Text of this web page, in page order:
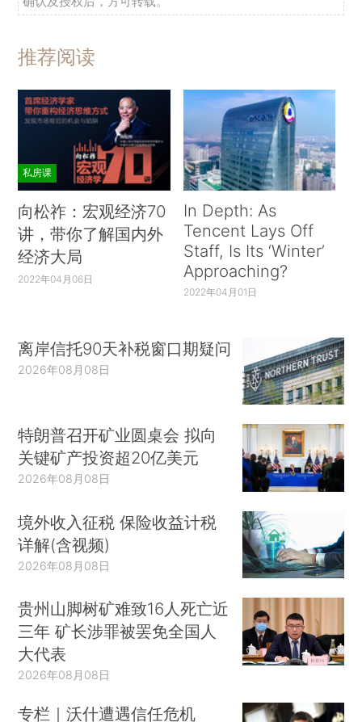
推荐阅读
私房课
向松祚：宏观经济70
讲，带你了解国内外
经济大局
2022年04月06日
In Depth: As
Tencent Lays Off
Staff, Is Its ‘Winter’
Approaching?
2022年04月01日
离岸信托90天补税窗口期疑问
2026年08月08日
特朗普召开矿业圆桌会 拟向
关键矿产投资超20亿美元
2026年08月08日
境外收入征税 保险收益计税
详解(含视频)
2026年08月08日
贵州山脚树矿难致16人死亡近
三年 矿长涉罪被罢免全国人
大代表
2026年08月08日
专栏｜沃什遭遇信任危机